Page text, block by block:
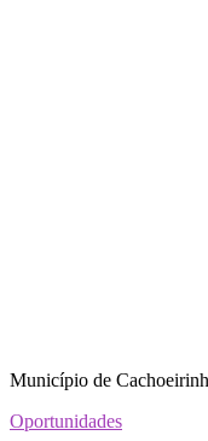
Município de
Oportunidades